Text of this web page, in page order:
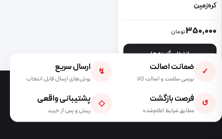
کره زمین
350,000تومان
انتخاب گزینه ها
این محصول دارای انواع مختلفی می باشد. گزینه ها ممکن است در
✓ ضمانت اصالت
بررسی سلامت و اصالت کالا
↯ ارسال سریع
روش‌های ارسال قابل انتخاب
↺ فرصت بازگشت
مطابق شرایط اعلام‌شده
◇ پشتیبانی واقعی
پیش و پس از خرید